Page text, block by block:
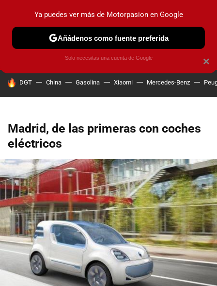
PRUEBAS COCHES ELÉCTRICOS OBSERVATORIO
HOY SE HABLA DE
DGT China Gasolina Xiaomi Mercedes-Benz
Madrid, de las primeras con coches
eléctricos
×
Ya puedes ver más de Motorpasion en Google
Añádenos como fuente preferida
Solo necesitas una cuenta de Google